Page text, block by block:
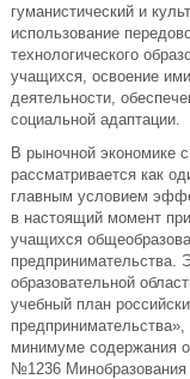
гуманистический и
использование
технологического
учащихся, освоение
деятельности,
социальной адаптации.
В рыночной экономике
рассматривается как
главным условием
в настоящий момент
учащихся
предпринимательства.
образовательной
учебный план
минимуме содержания
№1236 Минобразования